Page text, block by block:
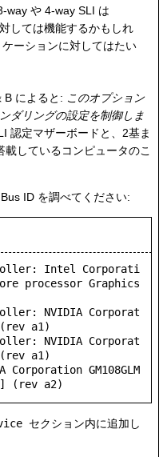
way や 4-way SLI は
しては機能するかもしれ
ーションに対してはたい
B によると: このオプション
ダリングの設定を制御しま
認定マザーボードと、2基ま
しているコンピュータのこ
ID を調べてください:
Intel Corporati
processor Graphics
NVIDIA Corporat
(rev a1)
NVIDIA Corporat
(rev a1)
GM108GLM
セクション内に追加し